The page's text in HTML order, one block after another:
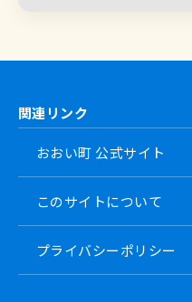
関連リンク
おおい町 公式サイト
このサイトについて
プライバシーポリシー